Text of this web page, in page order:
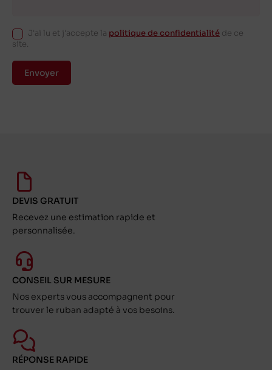
J'ai lu et j'accepte la politique de confidentialité de ce
site.
Envoyer
DEVIS GRATUIT
Recevez une estimation rapide et
personnalisée.
CONSEIL SUR MESURE
Nos experts vous accompagnent pour
trouver le ruban adapté à vos besoins.
RÉPONSE RAPIDE